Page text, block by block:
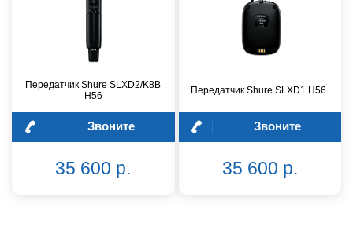
Передатчик Shure SLXD2/K8B
H56
Звоните
35 600 р.
Передатчик Shure SLXD1 H56
Звоните
35 600 р.